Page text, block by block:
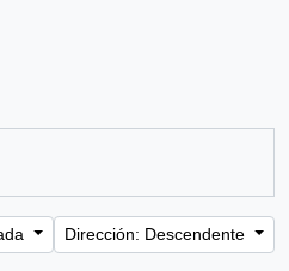
Dirección: Descendente